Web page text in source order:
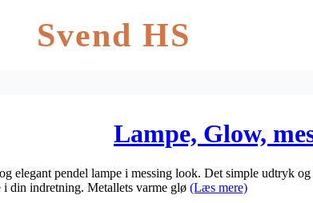
Svend HS
Lampe, Glow,
elegant pendel lampe i messing look. Det simple udtryk
din indretning. Metallets varme glø (Læs mere)